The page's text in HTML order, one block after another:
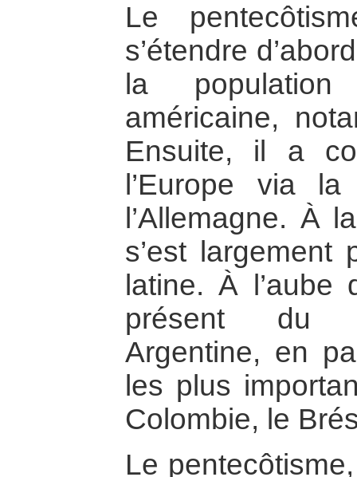
Le
s’étendre
la
américaine,
Ensuite, il a
l’Europe via
l’Allemagne. À
s’est largement
latine. À
présent du
Argentine, en
les plus
Colombie, le
Le